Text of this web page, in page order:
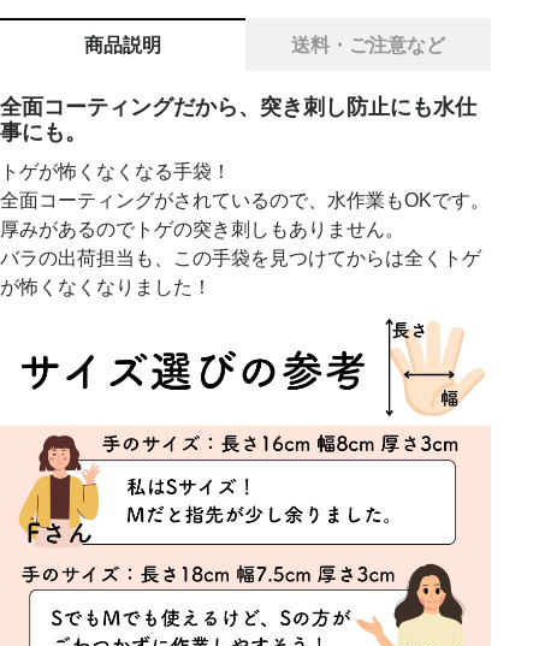
商品説明 送料・ご注意など
全面コーティングだから、突き刺し防止にも水仕
事にも。
トゲが怖くなくなる手袋！
全面コーティングがされているので、水作業もOKです。
厚みがあるのでトゲの突き刺しもありません。
バラの出荷担当も、この手袋を見つけてからは全くトゲ
が怖くなくなりました！